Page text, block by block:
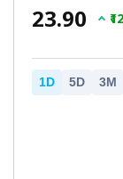
₹23.90
1D 5D 3M